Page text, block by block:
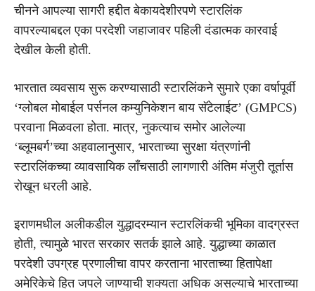
चीनने आपल्या सागरी हद्दीत बेकायदेशीरपणे स्टारलिंक
वापरल्याबद्दल एका परदेशी जहाजावर पहिली दंडात्मक कारवाई
देखील केली होती.
भारतात व्यवसाय सुरू करण्यासाठी स्टारलिंकने सुमारे एका वर्षापूर्वी
‘ग्लोबल मोबाईल पर्सनल कम्युनिकेशन बाय सॅटेलाईट’ (GMPCS)
परवाना मिळवला होता. मात्र, नुकत्याच समोर आलेल्या
‘ब्लूमबर्ग’च्या अहवालानुसार, भारताच्या सुरक्षा यंत्रणांनी
स्टारलिंकच्या व्यावसायिक लाँचसाठी लागणारी अंतिम मंजुरी तूर्तास
रोखून धरली आहे.
इराणमधील अलीकडील युद्धादरम्यान स्टारलिंकची भूमिका वादग्रस्त
होती, त्यामुळे भारत सरकार सतर्क झाले आहे. युद्धाच्या काळात
परदेशी उपग्रह प्रणालीचा वापर करताना भारताच्या हितापेक्षा
अमेरिकेचे हित जपले जाण्याची शक्यता अधिक असल्याचे भारताच्या